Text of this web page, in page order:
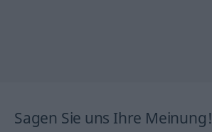
Sagen Sie uns Ihre Meinung!